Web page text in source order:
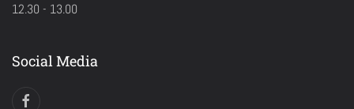
12.30 - 13.00
Social Media